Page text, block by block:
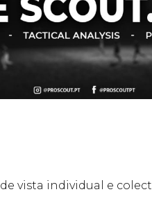
vista individual e